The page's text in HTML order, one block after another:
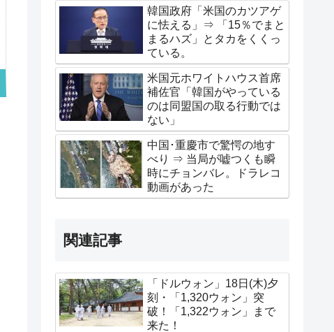
韓国政府「米国のカツアゲ
に怯える」⇒ 「15％でまと
まるハズ」とタカをくくっ
ている。
米国元ホワイトハウス首席
補佐官「韓国がやっている
のは同盟国の取る行動では
ない」
中国･重慶市で驚愕の地す
べり ⇒ 当局が嘘つくも瞬
時にチョンバレ。ドラレコ
動画があった
関連記事
「ドルウォン」18日(木)夕
刻・「1,320ウォン」突
破！「1,322ウォン」まで
来た！